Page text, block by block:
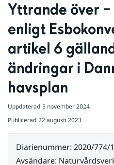
Yttrande över
enligt
artikel 6
ändringar i
havsplan
Uppdaterad 5 november 2024
Publicerad 22 augusti 2023
Diarienummer: 2020/774/
Avsändare: